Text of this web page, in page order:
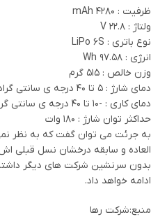
ظرفیت : 4280 mAh
ولتاژ : 22.8 V
نوع باتری : LiPo 6S
انرژی : 97.58 Wh
وزن خالص : 515 گرم
دمای شارژ : 5 تا 40 درجه ی سانتی گراد
دمای کاری : -10 تا 40 درجه ی سانتی گراد
حداکثر توان شارژ : 180 وات
العاده و سابقه درخشان نسل قبلی
ادامه خواهد داد.
منبع:شرکت رها